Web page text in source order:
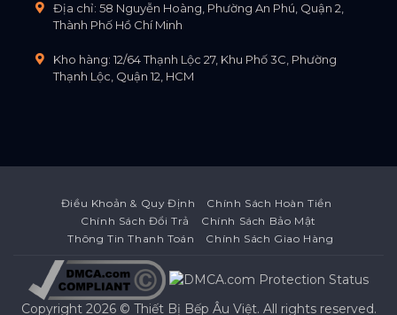
Địa chỉ: 58 Nguyễn Hoàng, Phường An Phú, Quận 2,
Thành Phố Hồ Chí Minh
Kho hàng: 12/64 Thạnh Lộc 27, Khu Phố 3C, Phường
Thạnh Lộc, Quận 12, HCM
Điều Khoản & Quy Định
Chính Sách Hoàn Tiền
Chính Sách Đổi Trả
Chính Sách Bảo Mật
Thông Tin Thanh Toán
Chính Sách Giao Hàng
Copyright 2026 © Thiết Bị Bếp Âu Việt. All rights reserved.